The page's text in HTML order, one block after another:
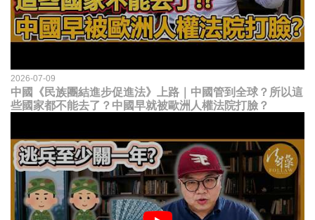
2026-07-09
中國《民族團結進步促進法》上路｜中國管到全球？所以這
些國家都不能去了？中國早就被歐洲人權法院打臉？